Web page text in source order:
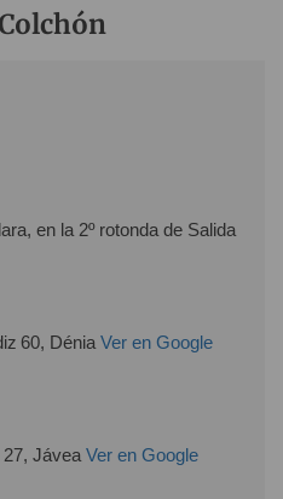
en la 2º rotonda de Salida
60, Dénia Ver en Google
Jávea Ver en Google